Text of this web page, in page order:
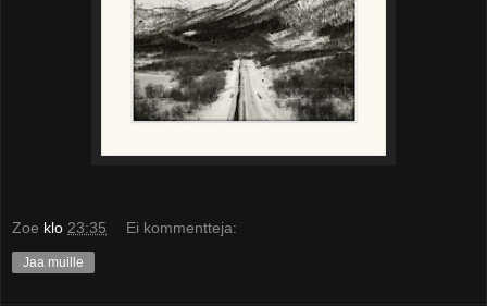
Zoe klo 23:35 Ei kommentteja:
Jaa muille